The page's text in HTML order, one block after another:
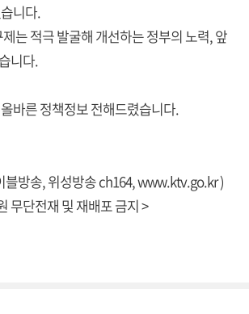
니다.
는 적극 발굴해 개선하는 정부의 노력, 앞
니다.
바른 정책정보 전해드렸습니다.
블방송, 위성방송 ch164,www.ktv.go.kr)
무단전재 및 재배포 금지 >